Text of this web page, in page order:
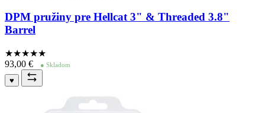
DPM pružiny pre Hellcat 3" & Threaded 3.8"
Barrel
★★★★★
93,00 € ● Skladom
♥